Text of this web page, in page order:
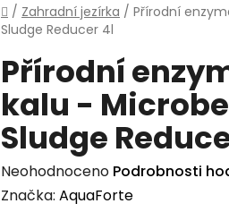
Domů
/ Zahradní jezírka / Přírodní
Sludge Reducer 4l
Přírodní
kalu -
Sludge
Průměrné
hodnocení
Neohodnoceno Podrobnosti
Značka: AquaForte